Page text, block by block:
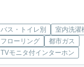
バス・トイレ別 室内洗濯
フローリング
都市ガス
TVモニタ付インターホン